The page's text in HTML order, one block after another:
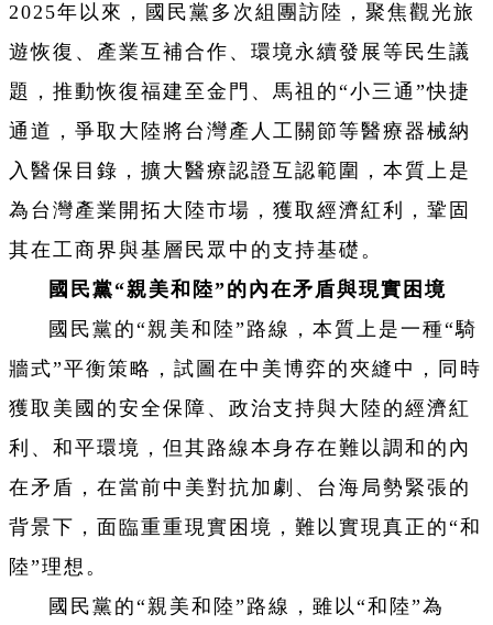
2025年以來，國民黨多次組團訪陸，聚焦觀光旅
遊恢復、產業互補合作、環境永續發展等民生議
題，推動恢復福建至金門、馬祖的“小三通”快捷
通道，爭取大陸將台灣產人工關節等醫療器械納
入醫保目錄，擴大醫療認證互認範圍，本質上是
為台灣產業開拓大陸市場，獲取經濟紅利，鞏固
其在工商界與基層民眾中的支持基礎。
國民黨“親美和陸”的內在矛盾與現實困境
國民黨的“親美和陸”路線，本質上是一種“騎
牆式”平衡策略，試圖在中美博弈的夾縫中，同時
獲取美國的安全保障、政治支持與大陸的經濟紅
利、和平環境，但其路線本身存在難以調和的內
在矛盾，在當前中美對抗加劇、台海局勢緊張的
背景下，面臨重重現實困境，難以實現真正的“和
陸”理想。
國民黨的“親美和陸”路線，雖以“和陸”為